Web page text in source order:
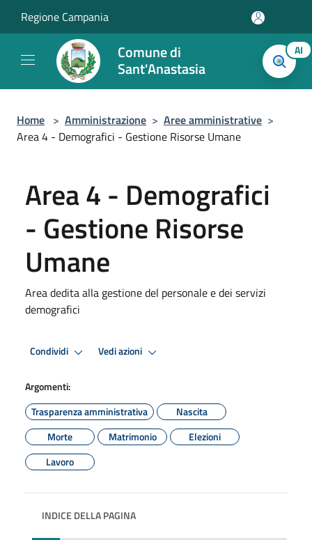
Regione Campania
Comune di
Sant'Anastasia
AI
Home > Amministrazione > Aree amministrative >
Area 4 - Demografici - Gestione Risorse Umane
Area 4 - Demografici
- Gestione Risorse
Umane
Area dedita alla gestione del personale e dei servizi
demografici
Condividi Vedi azioni
Argomenti:
Trasparenza amministrativa
Nascita
Morte
Matrimonio
Elezioni
Lavoro
INDICE DELLA PAGINA